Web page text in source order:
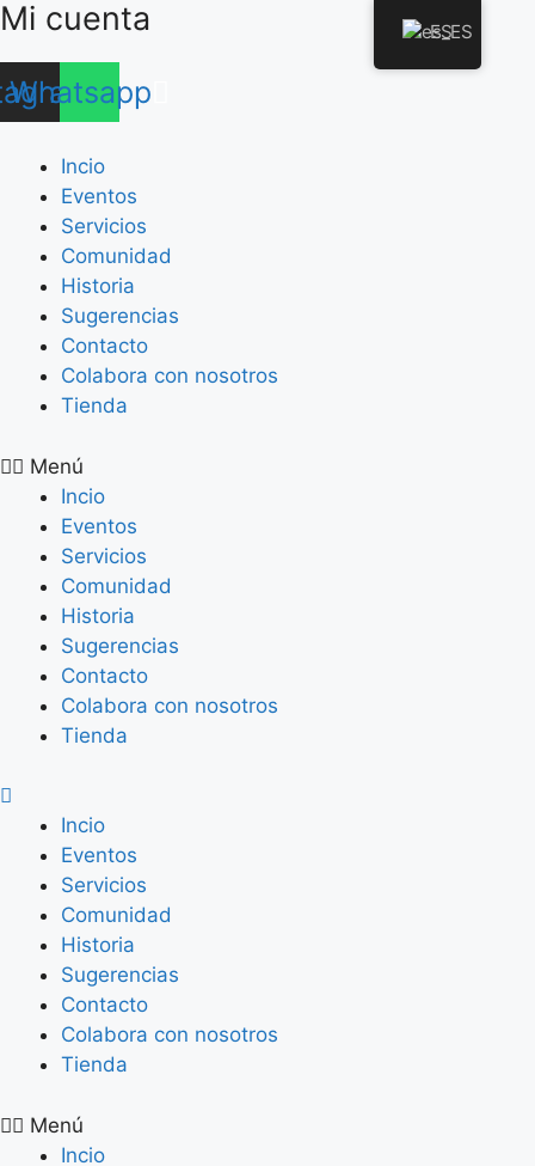
Saltar
Mi cuenta
Whatsapp
Incio
Eventos
Servicios
Comunidad
Historia
Sugerencias
Contacto
Colabora con nosotros
Tienda
Menú
Incio
Eventos
Servicios
Comunidad
Historia
Sugerencias
Contacto
Colabora con nosotros
Tienda
Incio
Eventos
Servicios
Comunidad
Historia
Sugerencias
Contacto
Colabora con nosotros
Tienda
Menú
Incio
ES